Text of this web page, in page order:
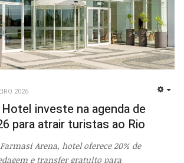
2026
investe na agenda de
para atrair turistas ao Rio
Arena, hotel oferece 20% de
e transfer gratuito para